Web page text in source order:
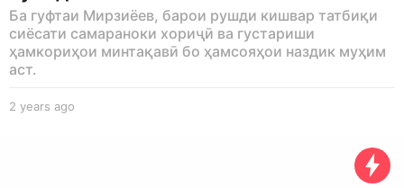
Ба гуфтаи Мирзиёев, барои рушди кишвар татбиқи
сиёсати самараноки хориҷӣ ва густариши
ҳамкориҳои минтақавӣ бо ҳамсояҳои наздик муҳим
аст.
2 years ago